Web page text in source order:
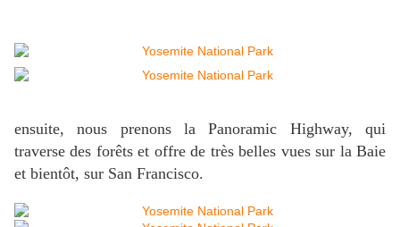
ensuite, nous prenons la Panoramic Highway, qui
traverse des forêts et offre de très belles vues sur la Baie
et bientôt, sur San Francisco.